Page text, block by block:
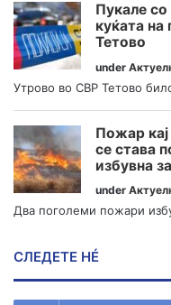
Пукале
куќата
Тетово
under
Утрово во СВР Тетово
Пожар кај
се става
избувна
under
Два поголеми пожари
СЛЕДЕТЕ НÉ